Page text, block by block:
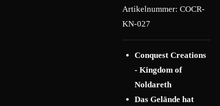
Artikelnummer: COCR-
KN-027
Conquest Creations
- Kingdom of
Noldareth
Das Gelände hat